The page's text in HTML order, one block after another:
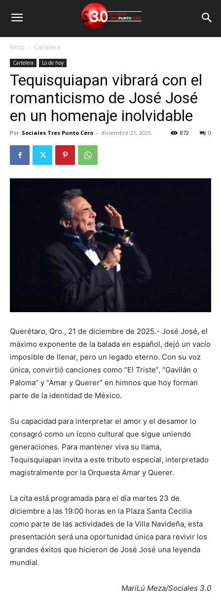
Inicio Cartelera
Cartelera Lo de hoy
Tequisquiapan vibrará con el
romanticismo de José José
en un homenaje inolvidable
Por Sociales Tres Punto Cero - diciembre 21, 2025 0
872
Querétaro, Qro., 21 de diciembre de 2025.- José José, el
máximo exponente de la balada en español, dejó un vacío
imposible de llenar, pero un legado eterno. Con su voz
única, convirtió canciones como “El Triste”, “Gavilán o
Paloma” y “Amar y Querer” en himnos que hoy forman
parte de la identidad de México.
Su capacidad para interpretar el amor y el desamor lo
consagró como un ícono cultural que sigue uniendo
generaciones. Para mantener viva su llama,
Tequisquiapan invita a este tributo especial, interpretado
magistralmente por la Orquesta Amar y Querer.
La cita está programada para el día martes 23 de
diciembre a las 19:00 horas en la Plaza Santa Cecilia
como parte de las actividades de la Villa Navideña, esta
presentación será una oportunidad única para revivir los
grandes éxitos que hicieron de José José una leyenda
mundial.
MariLú Meza/Sociales 3.0